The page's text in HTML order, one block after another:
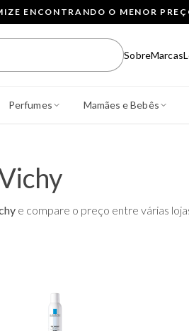
ENCONTRANDO O MENOR
SobreMarcas
Perfumes Mamães e Bebês
e compare o preço entre várias